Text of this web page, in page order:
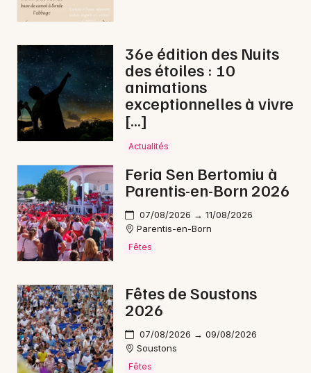
Carnaval en Aquitaine
Carnaval en Nouvelle-Aquitaine
Newsletter des sorties
Actus à Aire-sur-l'Adour
Magazine à Aire-sur-l'Adour
36e édition des Nuits
des étoiles : 10
animations
exceptionnelles à vivre
[…]
Actualités
Feria Sen Bertomiu à
Parentis-en-Born 2026
07/08/2026 → 11/08/2026
Parentis-en-Born
Fêtes
Fêtes de Soustons
2026
07/08/2026 → 09/08/2026
Soustons
Fêtes